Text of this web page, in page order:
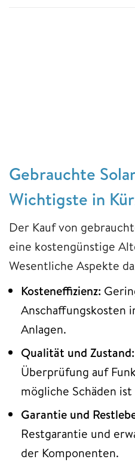
Gebrauchte
Wichtigste in
Der Kauf von
eine kostengünstige
Wesentliche Aspekte
Kosteneffizienz:
Anschaffungskosten
Anlagen.
Qualität und Zustand:
Überprüfung auf
mögliche Schäden
Garantie und
Restgarantie und
der Komponenten.